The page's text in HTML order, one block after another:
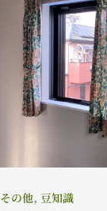
その他, 豆知識